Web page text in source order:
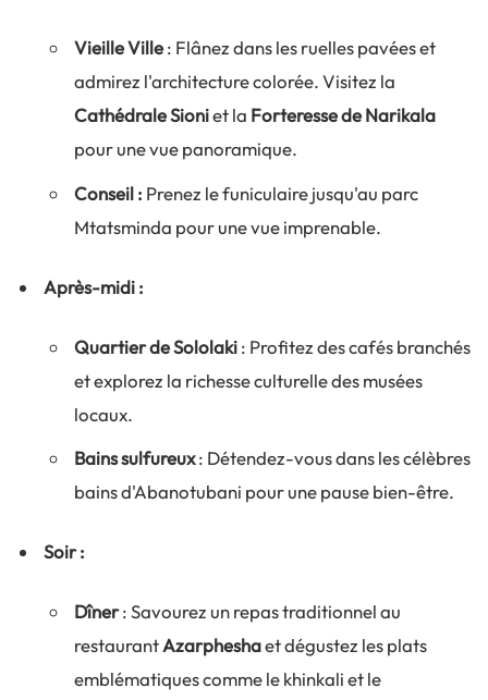
Vieille Ville: Flânez dans les ruelles pavées et
admirez l'architecture colorée. Visitez la
Cathédrale Sioniet la Forteresse de Narikala
pour une vue panoramique.
Conseil : Prenez le funiculaire jusqu'au parc
Mtatsminda pour une vue imprenable.
Après-midi :
Quartier de Sololaki: Profitez des cafés branchés
et explorez la richesse culturelle des musées
locaux.
Bains sulfureux: Détendez-vous dans les célèbres
bains d'Abanotubani pour une pause bien-être.
Soir :
Dîner: Savourez un repas traditionnel au
restaurantAzarpheshaet dégustez les plats
emblématiques comme le khinkali et le